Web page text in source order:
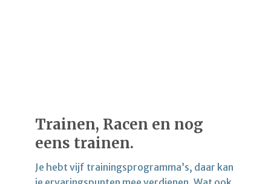
Trainen, Racen en nog
eens trainen.
Je hebt vijf trainingsprogramma’s, daar kan